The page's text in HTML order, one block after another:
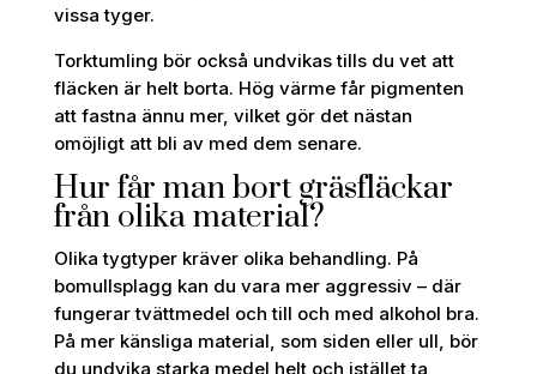
vissa tyger.
Torktumling bör också undvikas tills du vet att
fläcken är helt borta. Hög värme får pigmenten
att fastna ännu mer, vilket gör det nästan
omöjligt att bli av med dem senare.
Hur får man bort gräsfläckar
från olika material?
Olika tygtyper kräver olika behandling. På
bomullsplagg kan du vara mer aggressiv – där
fungerar tvättmedel och till och med alkohol bra.
På mer känsliga material, som siden eller ull, bör
du undvika starka medel helt och istället ta